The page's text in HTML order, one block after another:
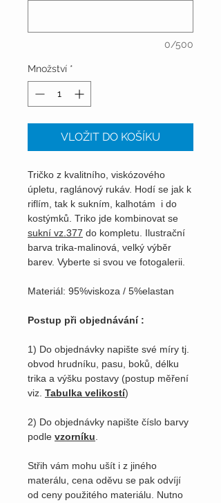
0/500
Množství *
VLOŽIT DO KOŠÍKU
Tričko z kvalitního, viskózového
úpletu, raglánový rukáv. Hodí se jak k
riflím, tak k sukním, kalhotám i do
kostýmků. Triko jde kombinovat se
sukní vz.377 do kompletu. Ilustrační
barva trika-malinová, velký výběr
barev. Vyberte si svou ve fotogalerii.
Materiál: 95%viskoza / 5%elastan
Postup při objednávání :
1) Do objednávky napište své míry tj.
obvod hrudníku, pasu, boků, délku
trika a výšku postavy (postup měření
viz. Tabulka velikostí)
2) Do objednávky napište číslo barvy
podle vzorníku.
Střih vám mohu ušít i z jiného
materálu, cena oděvu se pak odvíjí
od ceny použitého materiálu. Nutno